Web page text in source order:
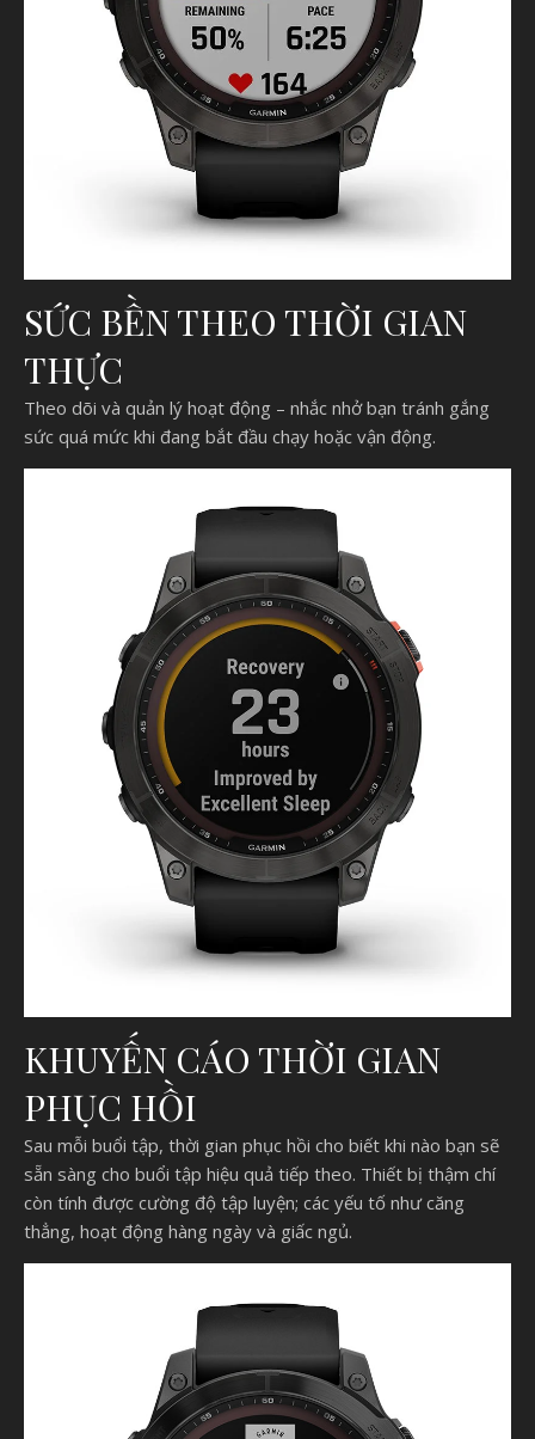
SỨC BỀN THEO THỜI GIAN
THỰC
Theo dõi và quản lý hoạt động – nhắc nhở bạn tránh gắng
sức quá mức khi đang bắt đầu chạy hoặc vận động.
KHUYẾN CÁO THỜI GIAN
PHỤC HỒI
Sau mỗi buổi tập, thời gian phục hồi cho biết khi nào bạn sẽ
sẵn sàng cho buổi tập hiệu quả tiếp theo. Thiết bị thậm chí
còn tính được cường độ tập luyện; các yếu tố như căng
thẳng, hoạt động hàng ngày và giấc ngủ.